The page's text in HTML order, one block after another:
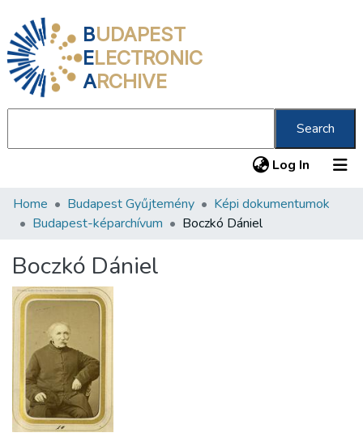
BUDAPEST
ELECTRONIC
ARCHIVE
Search
Log In (current)
Communities & Collections
Statistics
About us
Home Budapest Gyűjtemény
Képi dokumentumok
Budapest-képarchívum
Boczkó Dániel
Boczkó Dániel